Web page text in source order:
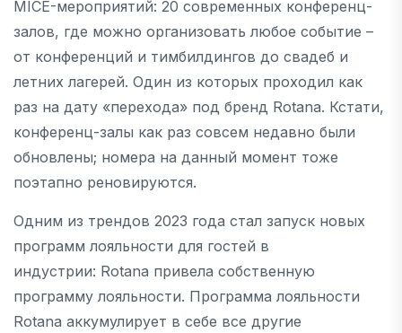
MICE-мероприятий: 20 современных конференц-
залов, где можно организовать любое событие –
от конференций и тимбилдингов до свадеб и
летних лагерей. Один из которых проходил как
раз на дату «перехода» под бренд Rotana. Кстати,
конференц-залы как раз совсем недавно были
обновлены; номера на данный момент тоже
поэтапно реновируются.
Одним из трендов 2023 года стал запуск новых
программ лояльности для гостей в
индустрии: Rotana привела собственную
программу лояльности. Программа лояльности
Rotana аккумулирует в себе все другие